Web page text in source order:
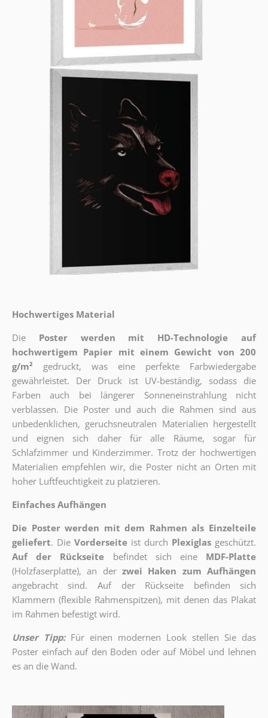
Hochwertiges Material
Die
Poster werden mit HD-Technologie auf
hochwertigem Papier mit einem Gewicht von 200
g/m²
gedruckt, was eine perfekte Farbwiedergabe
gewährleistet. Der Druck ist UV-beständig, sodass die
Farben auch bei längerer Sonneneinstrahlung nicht
verblassen. Die Poster und auch die Rahmen sind aus
unbedenklichen, geruchsneutralen Materialien hergestellt
und eignen sich daher für alle Räume, sogar für
Schlafzimmer und Kinderzimmer. Trotz der hochwertigen
Materialien empfehlen wir, die Poster nicht an Orten mit
hoher Luftfeuchtigkeit zu platzieren.
Einfaches Aufhängen
Die Poster werden mit dem Rahmen als Einzelteile
geliefert. Die Vorderseite ist durch Plexiglas geschützt.
Auf der Rückseite
befindet sich eine
MDF-Platte
(Holzfaserplatte), an der zwei Haken zum Aufhängen
angebracht sind.
Auf der Rückseite befinden sich
Klammern (flexible Rahmenspitzen), mit denen das Plakat
im Rahmen befestigt wird.
Unser Tipp: Für einen modernen Look stellen Sie das
Poster einfach auf den Boden oder auf Möbel und lehnen
es an die Wand.